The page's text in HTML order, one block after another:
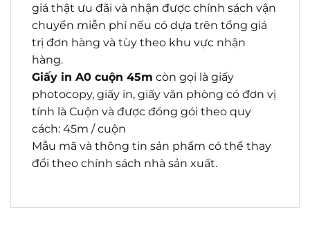
giá thật ưu đãi và nhận được chính sách vận
chuyển miễn phí nếu có dựa trên tổng giá
trị đơn hàng và tùy theo khu vực nhận
hàng.
Giấy in A0 cuộn 45m còn gọi là giấy
photocopy, giấy in, giấy văn phòng có đơn vị
tính là Cuộn và được đóng gói theo quy
cách: 45m / cuộn
Mẫu mã và thông tin sản phẩm có thể thay
đổi theo chính sách nhà sản xuất.